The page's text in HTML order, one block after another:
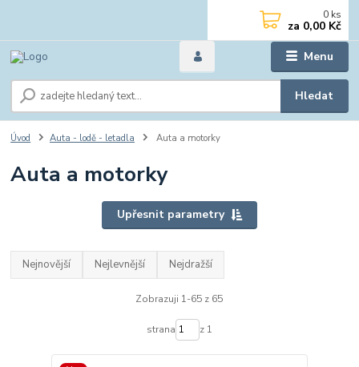
Menu
Hledat
0 ks
za 0,00 Kč
Úvod Auta - lodě - letadla Auta a motorky
Auta a motorky
Upřesnit parametry
Nejnovější Nejlevnější Nejdražší
Zobrazuji 1-65 z 65
strana z 1